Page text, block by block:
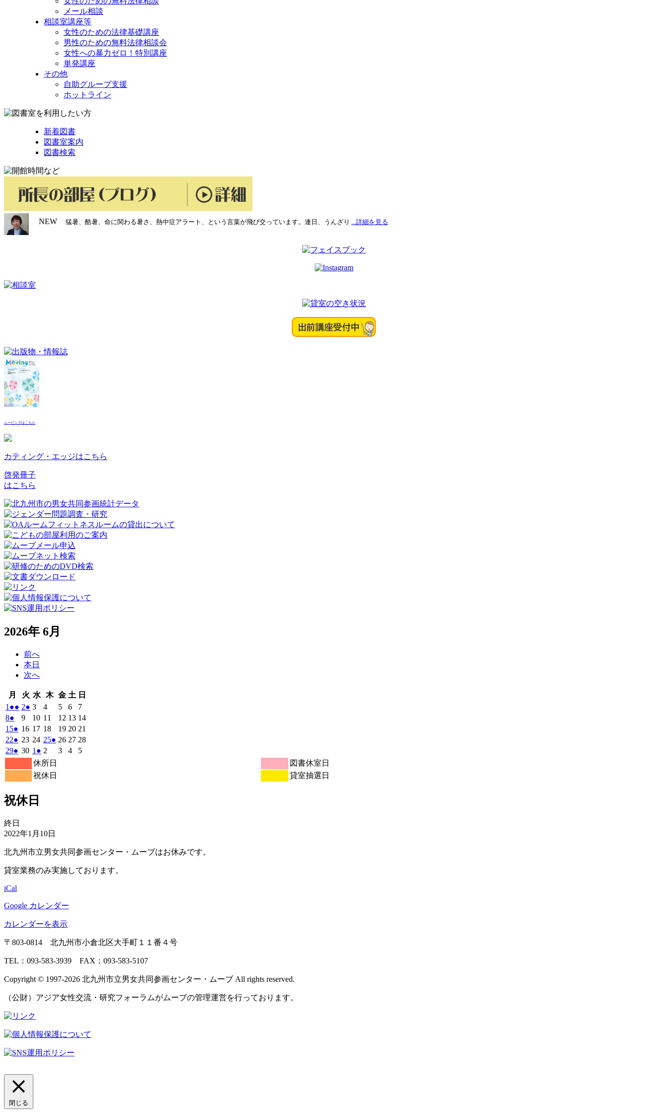
メール相談
相談室講座等
女性のための法律基礎講座
男性のための無料法律相談会
女性への暴力ゼロ！特別講座
単発講座
その他
自助グループ支援
ホットライン
新着図書
図書室案内
図書検索
NEW 猛暑、酷暑、命に関わる暑さ、熱中症アラート、という言葉が飛び交っています。連日、うんざり ...詳細を見る
ムービングはこちら
カティング・エッジはこちら
啓発冊子
はこちら
2026年 6月
前へ
本日
次へ
月
月
曜
日
火 火
曜
日
水 水
曜
日
木木
曜
日
金金
曜
日
土 土
曜
日
日
1 2026
年
6
月
1
日
●● (2
件
の
イ
ベ
ン
ト)
22026
年
6
月
2
日
● (1
件
の
イ
ベ
ン
ト)
32026
年
6
月
3
日
42026
年
6
月
4
日
52026
年
6
月
5
日
62026
年
6
月
6
日
72026
年
6
月
7
日
82026
年
6
月
8
●
件
の
イ
ベ
ン
92026
年
6
月
9
102026
年
月
10
日
11
2026
6
月
11
日
12 2026
年
6
月
12
132026
年
6
月
13
142026
152026
年
6
月
● (1
件
の
イ
ベ
162026
年
6
月
16
日
172026
年
月
17
日
182026
年
18
日
192026
年
202026
年
6
21
222026
年
6
月
● (1
件
の
イ
ベ
ト)
232026
年
6
月
23
242026
年
6
月
24
252026
6
月
25
● (1
件
の
イ
ベ
262026
年
272026
年
282026
292026
年
6
日
● (1
件
の
イ
ン
302026
年
6
月
日
1 2026
年
7
月
日
● (1
件
の
イ
2 2026
年
7
月
32026
42026
52026
休所日
図書休室日
祝休日
貸室抽選日
祝休日
祝
休
終日
2022年1月10日
北九州市立男女共同参画センター・ムーブはお休みです。
貸室業務のみ実施しております。
iCal
Google カレンダー
カレンダーを表示
〒803‐0814 北九州市小倉北区大手町１１番４号
TEL：093‐583‐3939 FAX：093‐583‐5107
Copyright © 1997‐2026 北九州市立男女共同参画センター・ムーブ All rights reserved.
（公財）アジア女性交流・研究フォーラムがムーブの管理運営を行っております。
閉じる